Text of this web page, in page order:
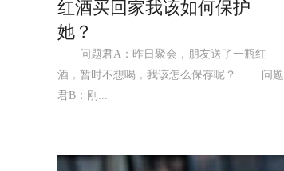
红酒买回家我该如何保护
她？
问题君A：昨日聚会，朋友送了一瓶红
酒，暂时不想喝，我该怎么保存呢？ 问题
君B：刚...